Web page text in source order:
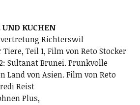
KUCHEN
Richterswil
Teil 1, Film von Reto Stocker
Sultanat Brunei. Prunkvolle
Land von Asien. Film von Reto
Reist
Plus,